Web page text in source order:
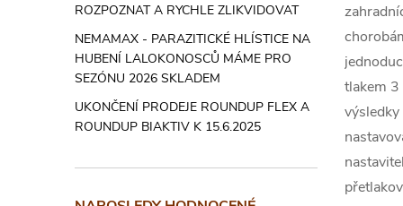
ROZPOZNAT A RYCHLE ZLIKVIDOVAT
NEMAMAX - PARAZITICKÉ HLÍSTICE NA
HUBENÍ LALOKONOSCŮ MÁME PRO
SEZÓNU 2026 SKLADEM
UKONČENÍ PRODEJE ROUNDUP FLEX A
ROUNDUP BIAKTIV K 15.6.2025
tlakem